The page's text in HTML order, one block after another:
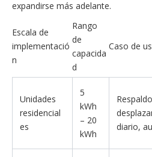
expandirse más adelante.
Escala de
implementació
n
Rango
de
capacida
d
Caso de
Unidades
residencial
es
5
kWh
– 20
kWh
diario,